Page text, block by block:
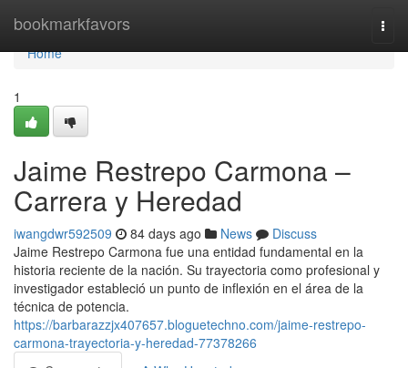
bookmarkfavors
Home
Home
1
Jaime Restrepo Carmona –
Carrera y Heredad
iwangdwr592509 84 days ago News
Discuss
Jaime Restrepo Carmona fue una entidad fundamental en la
historia reciente de la nación. Su trayectoria como profesional y
investigador estableció un punto de inflexión en el área de la
técnica de potencia.
https://barbarazzjx407657.bloguetechno.com/jaime-restrepo-
carmona-trayectoria-y-heredad-77378266